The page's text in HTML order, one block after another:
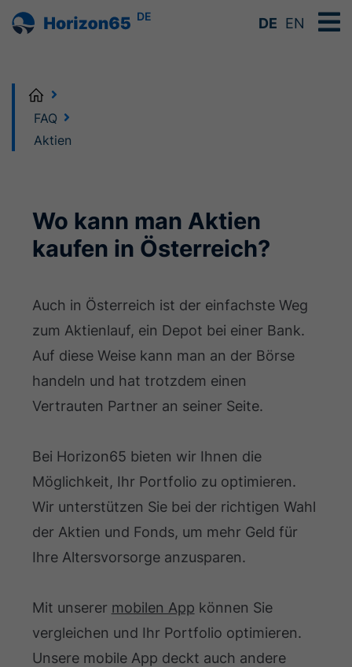
DE DE EN
Home
FAQ
Aktien
Wo kann man Aktien
kaufen in Österreich?
Auch in Österreich ist der einfachste Weg
zum Aktienlauf, ein Depot bei einer Bank.
Auf diese Weise kann man an der Börse
handeln und hat trotzdem einen
Vertrauten Partner an seiner Seite.
Bei Horizon65 bieten wir Ihnen die
Möglichkeit, Ihr Portfolio zu optimieren.
Wir unterstützen Sie bei der richtigen Wahl
der Aktien und Fonds, um mehr Geld für
Ihre Altersvorsorge anzusparen.
Mit unserer mobilen App können Sie
vergleichen und Ihr Portfolio optimieren.
Unsere mobile App deckt auch andere